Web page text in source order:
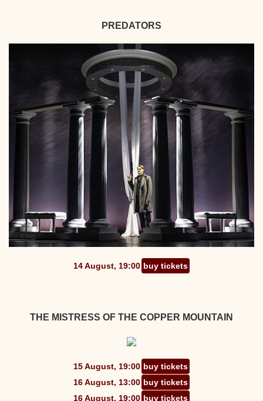
PREDATORS
14 August, 19:00 buy tickets
THE MISTRESS OF THE COPPER MOUNTAIN
15 August, 19:00 buy tickets
16 August, 13:00 buy tickets
16 August, 19:00 buy tickets